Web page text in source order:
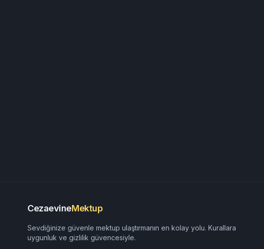
CezaevineMektup
Sevdiğinize güvenle mektup ulaştırmanın en kolay yolu. Kurallara
uygunluk ve gizlilik güvencesiyle.